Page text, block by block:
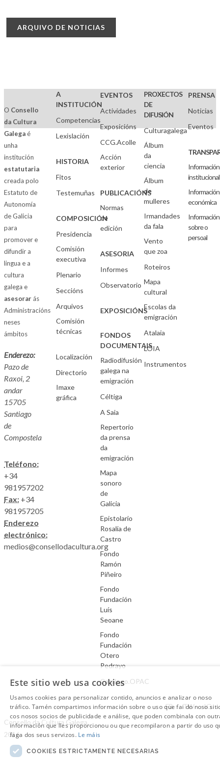
ARQUIVO DE NOTICIAS
O Consello
da Cultura
Galegaé
unha
institución
estatutaria
creada polo
Estatuto de
Autonomía
de Galicia
para
promover e
difundir a
lingua e a
cultura
galega e
asesorarás
Administracións
neses
ámbitos
Enderezo:
Pazo de
Raxoi, 2
andar
15705
Santiago
de
Compostela
Teléfono:
+34
981957202
Fax: +34
981957205
Enderezo
electrónico:
medios@consellodacultura.org
A
INSTITUCIÓN
Competencias
Lexislación
HISTORIA
Fitos
Testemuñas
COMPOSICIÓN
Presidencia
Comisión
executiva
Plenario
Seccións
Arquivos
Comisión
técnicas
Localización
Directorio
Imaxe
gráfica
EVENTOS
Actividades
Exposicións
CCG.Acolle
Acción
exterior
PUBLICACIÓNS
Normas
de
edición
ASESORIA
Informes
Observatorio
EXPOSICIÓNS
FONDOS
DOCUMENTAIS
Radiodifusión
galega na
emigración
Céltiga
A Saia
Repertorio
da prensa
da
emigración
Mapa
sonoro
de
Galicia
Epistolario
Rosalía de
Castro
Fondo
Ramón
Piñeiro
Fondo
Fundación
Luís
Seoane
Fondo
Fundación
Otero
Pedrayo
Catálogo.OPAC
PROXECTOS
DE
DIFUSIÓN
Culturagalega
Álbum
da
ciencia
Álbum
de
mulleres
Irmandades
da fala
Vento
que zoa
Roteiros
Mapa
cultural
Escolas da
emigración
Atalaia
LOIA
Instrumentos
PRENSA
Noticias
Eventos
Información
institucional
Información
económica
Información
sobre o
persoal
Aviso Legal
Consello da Cultura Galega.
2016
FB TW IG
Este sitio web usa cookies
Usamos cookies para personalizar contido, anuncios e analizar o noso
tráfico. Tamén compartimos información sobre o uso que fai do noso
cos nosos socios de publicidade e análise, que poden combinala con
información que lles proporcionou ou que recompilaron a partir do uso
faga dos seus servizos. Le máis
COOKIES ESTRICTAMENTE NECESARIAS